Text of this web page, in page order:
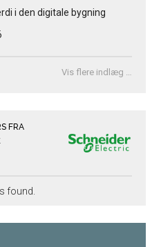
i den digitale bygning
Vis flere indlæg …
FRA
found.